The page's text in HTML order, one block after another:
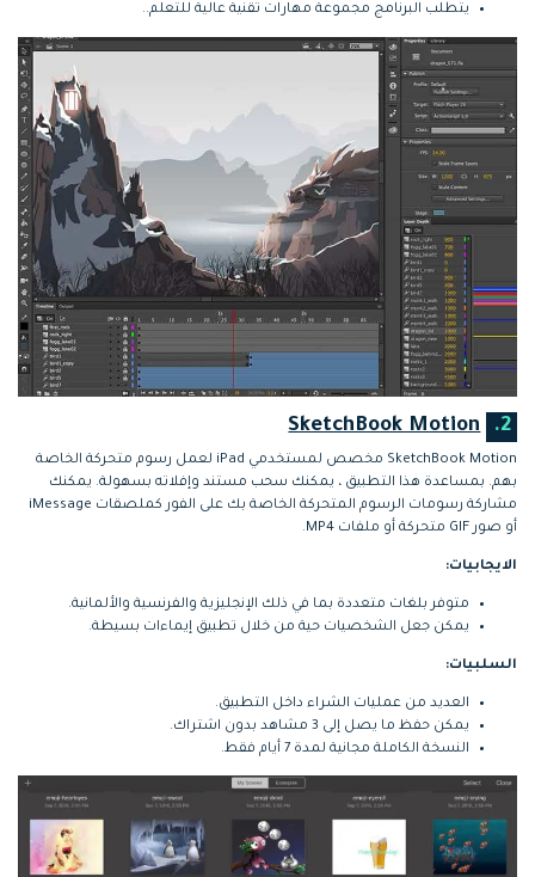
يتطلب البرنامج مجموعة مهارات تقنية عالية للتعلم..
2.
SketchBook Motion
SketchBook Motion مخصص لمستخدمي iPad لعمل رسوم متحركة الخاصة
بهم. بمساعدة هذا التطبيق ، يمكنك سحب مستند وإفلاته بسهولة. يمكنك
مشاركة رسومات الرسوم المتحركة الخاصة بك على الفور كملصقات iMessage
أو صور GIF متحركة أو ملفات MP4.
الايجابيات:
متوفر بلغات متعددة بما في ذلك الإنجليزية والفرنسية والألمانية.
يمكن جعل الشخصيات حية من خلال تطبيق إيماءات بسيطة.
السلبيات:
العديد من عمليات الشراء داخل التطبيق.
يمكن حفظ ما يصل إلى 3 مشاهد بدون اشتراك.
النسخة الكاملة مجانية لمدة 7 أيام فقط.